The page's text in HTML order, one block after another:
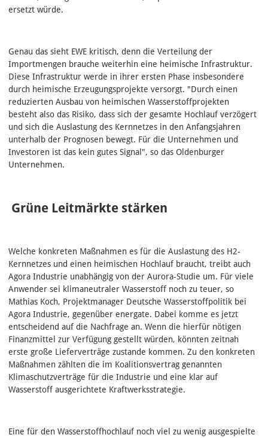
ersetzt würde.
Genau das sieht EWE kritisch, denn die Verteilung der
Importmengen brauche weiterhin eine heimische Infrastruktur.
Diese Infrastruktur werde in ihrer ersten Phase insbesondere
durch heimische Erzeugungsprojekte versorgt. "Durch einen
reduzierten Ausbau von heimischen Wasserstoffprojekten
besteht also das Risiko, dass sich der gesamte Hochlauf verzögert
und sich die Auslastung des Kernnetzes in den Anfangsjahren
unterhalb der Prognosen bewegt. Für die Unternehmen und
Investoren ist das kein gutes Signal", so das Oldenburger
Unternehmen.
Grüne Leitmärkte stärken
Welche konkreten Maßnahmen es für die Auslastung des H2-
Kernnetzes und einen heimischen Hochlauf braucht, treibt auch
Agora Industrie unabhängig von der Aurora-Studie um. Für viele
Anwender sei klimaneutraler Wasserstoff noch zu teuer, so
Mathias Koch, Projektmanager Deutsche Wasserstoffpolitik bei
Agora Industrie, gegenüber energate. Dabei komme es jetzt
entscheidend auf die Nachfrage an. Wenn die hierfür nötigen
Finanzmittel zur Verfügung gestellt würden, könnten zeitnah
erste große Lieferverträge zustande kommen. Zu den konkreten
Maßnahmen zählten die im Koalitionsvertrag genannten
Klimaschutzverträge für die Industrie und eine klar auf
Wasserstoff ausgerichtete Kraftwerksstrategie.
Eine für den Wasserstoffhochlauf noch viel zu wenig ausgespielte